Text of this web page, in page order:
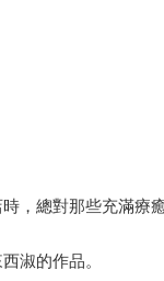
，總對那些充滿療
淑的作品。